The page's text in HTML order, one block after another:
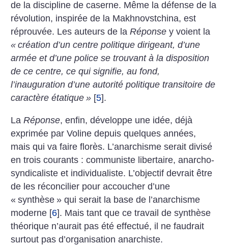
de la discipline de caserne. Même la défense de la
révolution, inspirée de la Makhnovstchina, est
réprouvée. Les auteurs de laRéponse y voient la
« création d’un centre politique dirigeant, d’une
armée et d’une police se trouvant à la disposition
de ce centre, ce qui signifie, au fond,
l’inauguration d’une autorité politique transitoire de
caractère étatique » [5].
LaRéponse, enfin, développe une idée, déjà
exprimée par Voline depuis quelques années,
mais qui va faire florès. L’anarchisme serait divisé
en trois courants : communiste libertaire, anarcho-
syndicaliste et individualiste. L’objectif devrait être
de les réconcilier pour accoucher d’une
« synthèse » qui serait la base de l’anarchisme
moderne [6]. Mais tant que ce travail de synthèse
théorique n’aurait pas été effectué, il ne faudrait
surtout pas d’organisation anarchiste.